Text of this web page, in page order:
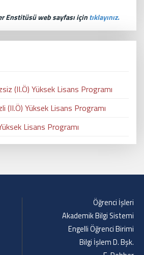
Enstitüsü web sayfası içintıklayınız.
(II.Ö) Yüksek Lisans Programı
(II.Ö) Yüksek Lisans Programı
Lisans Programı
Öğrenci İşleri
Akademik Bilgi Sistemi
Engelli Öğrenci Birimi
Bilgi İşlem D. Bşk.